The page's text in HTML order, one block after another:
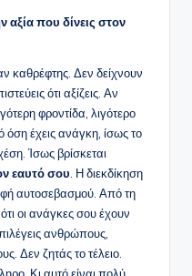
αξία που δίνεις στον
καθρέφτης. Δεν δείχνουν
ότι αξίζεις. Αν
φροντίδα, λιγότερο
έχεις ανάγκη, ίσως το
Ίσως βρίσκεται
εαυτό σου. Η διεκδίκηση
αυτοσεβασμού. Από τη
οι ανάγκες σου έχουν
ανθρώπους,
Δεν ζητάς το τέλειο.